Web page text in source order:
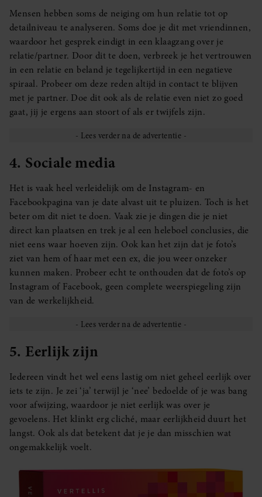
Mensen hebben soms de neiging om hun relatie tot op
detailniveau te analyseren. Soms doe je dit met vriendinnen,
waardoor het gesprek eindigt in een klaagzang over je
relatie/partner. Door dit te doen, verbreek je het vertrouwen
in een relatie en beland je tegelijkertijd in een negatieve
spiraal. Probeer om deze reden altijd in contact te blijven
met je partner. Doe dit ook als de relatie even niet zo goed
gaat, jij je ergens aan stoort of als er twijfels zijn.
4. Sociale media
Het is vaak heel verleidelijk om de Instagram- en
Facebookpagina van je date alvast uit te pluizen. Toch is het
beter om dit niet te doen. Vaak zie je dingen die je niet
direct kan plaatsen en trek je al een heleboel conclusies, die
niet eens waar hoeven zijn. Ook kan het zijn dat je foto’s
ziet van hem of haar met een ex, die jou weer onzeker
kunnen maken. Probeer echt te onthouden dat de foto’s op
Instagram of Facebook, geen complete weerspiegeling zijn
van de werkelijkheid.
5. Eerlijk zijn
Iedereen vindt het wel eens lastig om niet geheel eerlijk over
iets te zijn. Je zei ‘ja’ terwijl je ‘nee’ bedoelde of je was bang
voor afwijzing, waardoor je niet eerlijk was over je
gevoelens. Het klinkt erg cliché, maar eerlijkheid duurt het
langst. Ook als dat betekent dat je je dan misschien wat
ongemakkelijk voelt.